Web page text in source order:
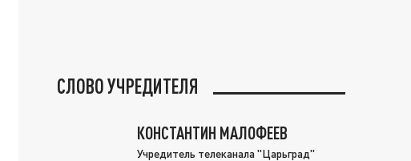
СЛОВО УЧРЕДИТЕЛЯ
КОНСТАНТИН МАЛОФЕЕВ
Учредитель телеканала "Царьград"